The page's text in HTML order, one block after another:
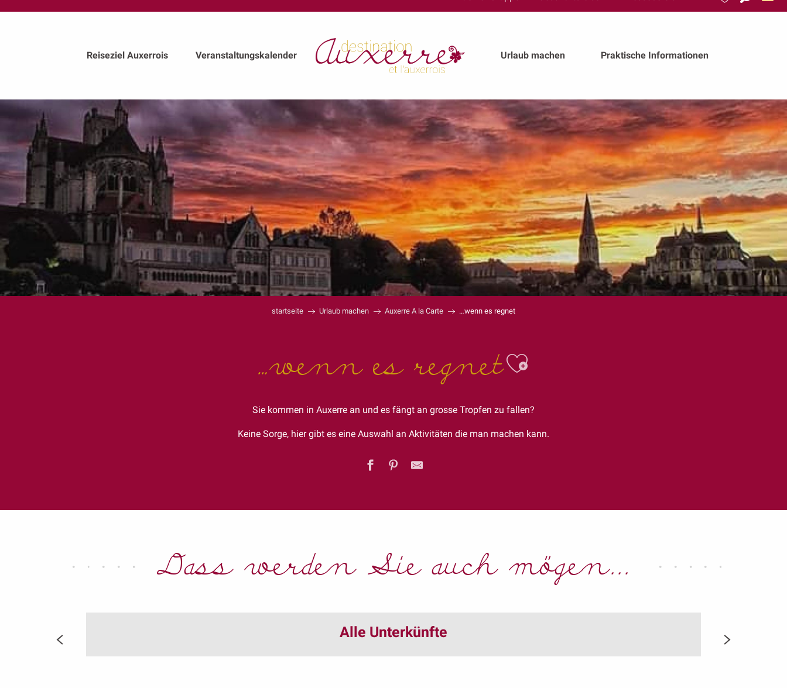
Suche
Reiseziel Auxerrois Veranstaltungskalender Urlaub machen Praktische Informationen
startseite Urlaub machen Auxerre A la Carte …wenn es regnet
…wenn es regnetAjouter aux favoris
Sie kommen in Auxerre an und es fängt an grosse Tropfen zu fallen?
Keine Sorge, hier gibt es eine Auswahl an Aktivitäten die man machen kann.
Bowling O'Strike
Dass werden Sie auch mögen...
Alle Unterkünfte